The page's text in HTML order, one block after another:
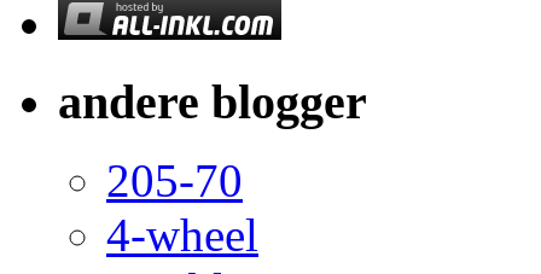
andere blogger
205-70
4-wheel